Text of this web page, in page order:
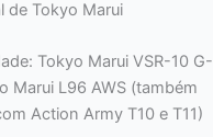
de Tokyo Marui
Tokyo Marui VSR-10 G-
Marui L96 AWS (também
Action Army T10 e T11)